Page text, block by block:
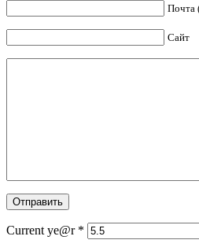
Почта
Сайт
Current ye@r *